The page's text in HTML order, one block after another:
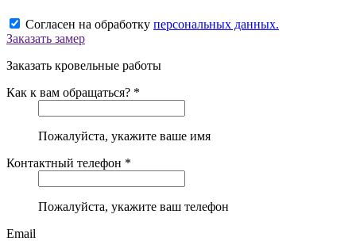
Согласен на обработку персональных данных.
Заказать замер
Заказать кровельные работы
Как к вам обращаться? *
Пожалуйста, укажите ваше имя
Контактный телефон *
Пожалуйста, укажите ваш телефон
Email